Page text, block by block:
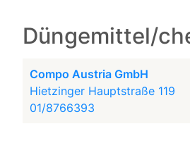
Düngemittel/
Compo Austria GmbH
Hietzinger Hauptstraße 119
01/8766393